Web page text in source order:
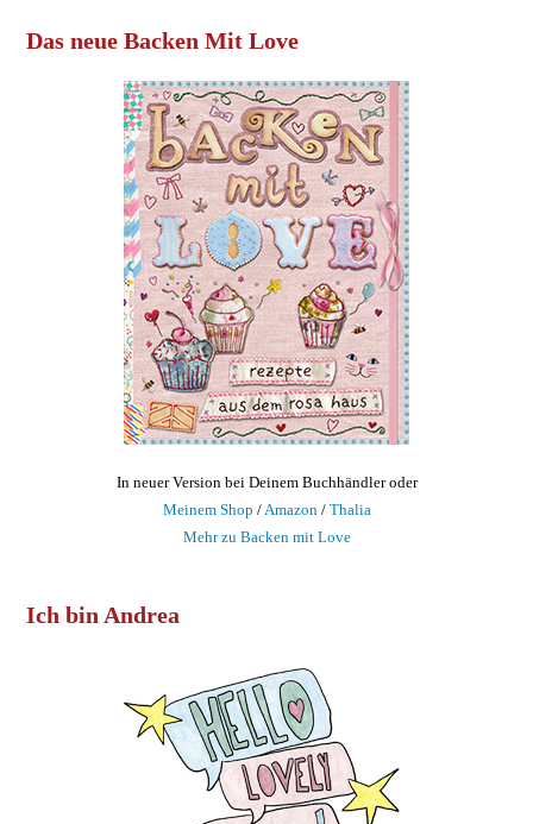
Das neue Backen Mit Love
In neuer Version bei Deinem Buchhändler oder
Meinem Shop / Amazon / Thalia
Mehr zu Backen mit Love
Ich bin Andrea